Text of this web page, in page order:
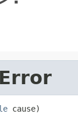
cause)